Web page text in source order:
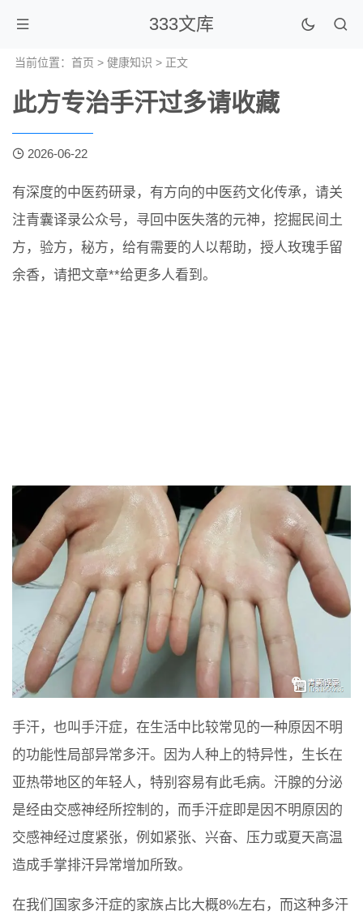
333文库
当前位置： 首页 > 健康知识 > 正文
此方专治手汗过多请收藏
2026-06-22
有深度的中医药研录，有方向的中医药文化传承，请关
注青囊译录公众号，寻回中医失落的元神，挖掘民间土
方，验方，秘方，给有需要的人以帮助，授人玫瑰手留
余香，请把文章**给更多人看到。
手汗，也叫手汗症，在生活中比较常见的一种原因不明
的功能性局部异常多汗。因为人种上的特异性，生长在
亚热带地区的年轻人，特别容易有此毛病。汗腺的分泌
是经由交感神经所控制的，而手汗症即是因不明原因的
交感神经过度紧张，例如紧张、兴奋、压力或夏天高温
造成手掌排汗异常增加所致。
在我们国家多汗症的家族占比大概8%左右，而这种多汗